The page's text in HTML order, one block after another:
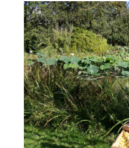
Jours
La
Catalogue
Bien choisir
Découvrir